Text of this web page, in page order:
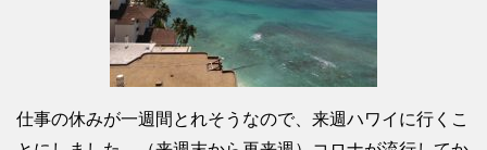
仕事の休みが一週間とれそうなので、来週ハワイに行くこ